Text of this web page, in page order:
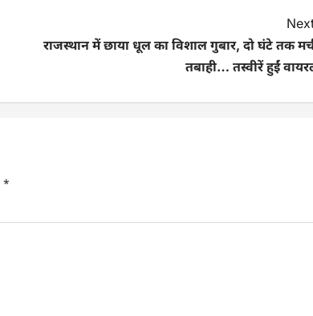
राजस्थान में छाया धूल का विशाल गुबार, दो घंटे तक
तबाही… तस्वीरें हुईं
*